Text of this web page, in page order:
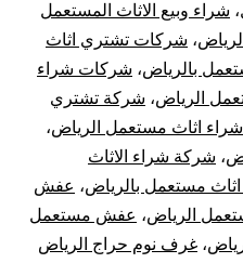
، شراء وبيع الاثاث المستعمل
، شركات تشتري اثاث
بالرياض، شركات شراء
الرياض، شركة تشتري
اثاث مستعمل الرياض،
، شركة شراء الاثاث
مستعمل بالرياض، عفش
الرياض، عفش مستعمل
، غرف نوم حراج الرياض